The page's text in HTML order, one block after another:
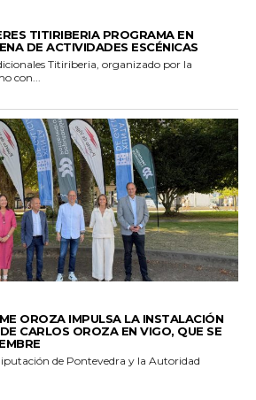
TITIRIBERIA PROGRAMA EN
DE ACTIVIDADES ESCÉNICAS
Titiriberia, organizado por la
con...
OROZA IMPULSA LA INSTALACIÓN
CARLOS OROZA EN VIGO, QUE SE
de Pontevedra y la Autoridad